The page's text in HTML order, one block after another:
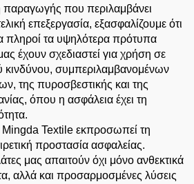
που περιλαμβάνει
επεξεργασία, εξασφαλίζουμε ότι
πληροί τα υψηλότερα πρότυπα
έχουν σχεδιαστεί για χρήση σε
κινδύνου, συμπεριλαμβανομένων
της πυροσβεστικής και της
όπου η ασφάλεια έχει τη
Textile εκπροσωπεί τη
προστασία ασφαλείας.
μας απαιτούν όχι μόνο ανθεκτικά
αλλά και προσαρμοσμένες λύσεις